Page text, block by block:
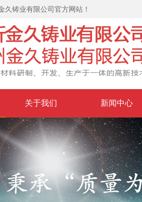
久铸业有限公司官方网站！
关于我们 新闻中心